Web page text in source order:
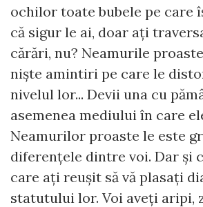
ochilor toate bubele pe care
că sigur le ai, doar ați
cărări, nu? Neamurile
niște amintiri pe care le
nivelul lor... Devii una cu
asemenea mediului în care
Neamurilor proaste le este
diferențele dintre voi. Dar și
care ați reușit să vă plasați
statutului lor. Voi aveți aripi,